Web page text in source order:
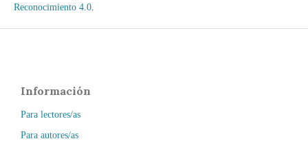
Reconocimiento 4.0.
Información
Para lectores/as
Para autores/as